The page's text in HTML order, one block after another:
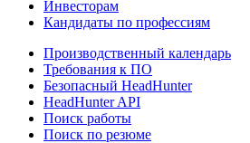
Инвесторам
Кандидаты по профессиям
Производственный календарь
Требования к ПО
Безопасный HeadHunter
HeadHunter API
Поиск работы
Поиск по резюме